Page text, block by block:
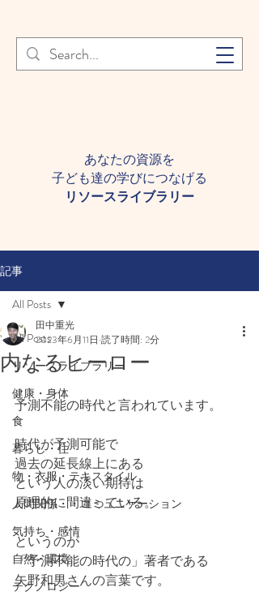
登録者様へ 個人情報の取り扱
いについて Learn More
あなたの資源を
子ども達の学びにつなげる​
​リソースライブラリー
記事
All Posts
リソースライブラリー
健康・身体
食
暮らし・住
物・衣服・テキスタイル
人間関係・・コミュニケーション
気持ち・感情
自然・環境
テクノロジー
All Posts
内なるヒーロー
田中重光
2023年6月11日 読了時間: 2分
予測不能の時代と言われています。
時代が予測可能で
過去の延長線上にある
という人の淡い期待は
原理的に間違っている。
というのが
「予測不能の時代の」著者である
矢野和男さんの言葉です。